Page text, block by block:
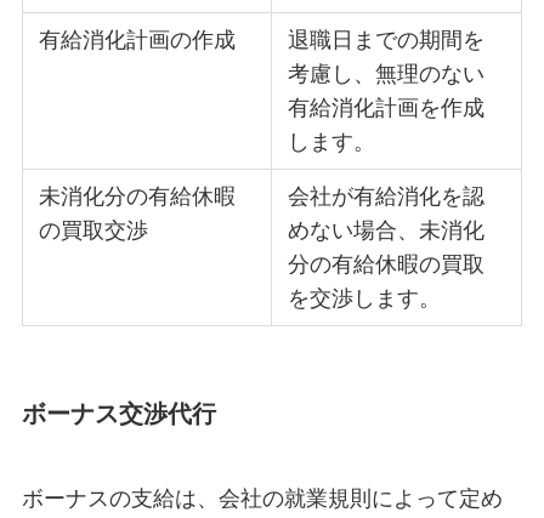
有給消化計画の作成
退職日までの期間を
考慮し、無理のない
有給消化計画を作成
します。
未消化分の有給休暇
の買取交渉
会社が有給消化を認
めない場合、未消化
分の有給休暇の買取
を交渉します。
ボーナス交渉代行
ボーナスの支給は、会社の就業規則によって定め